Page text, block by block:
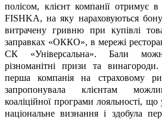
полісом, клієнт компанії отримує
FISHKA, на яку нараховуються
витрачену гривню при купівлі
заправках «ОККО», в мережі
СК «Універсальна». Бали
різноманітні призи та
перша компанія на страховому
запропонувала клієнтам
коаліційної програми лояльності,
національне визнання і здобула